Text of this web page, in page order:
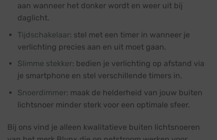
aan wanneer het donker wordt en weer uit bij
daglicht.
Tijdschakelaar: stel met een timer in wanneer je
verlichting precies aan en uit moet gaan.
Slimme stekker: bedien je verlichting op afstand via
je smartphone en stel verschillende timers in.
Snoerdimmer: maak de helderheid van jouw buiten
lichtsnoer minder sterk voor een optimale sfeer.
Bij ons vind je alleen kwalitatieve buiten lichtsnoeren